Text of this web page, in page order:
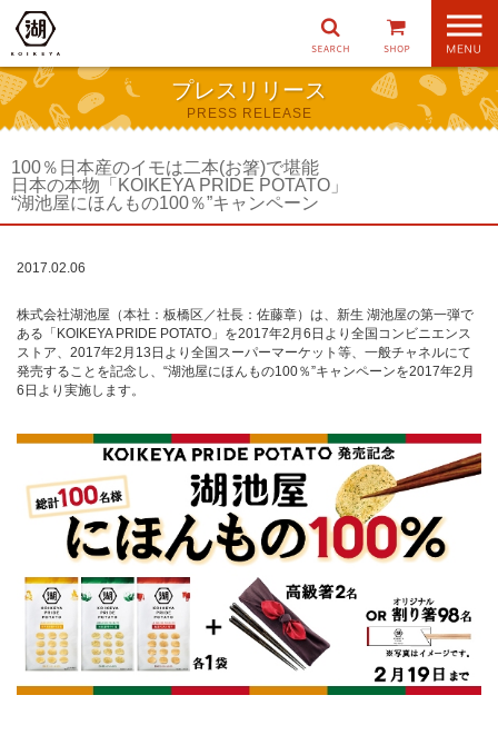
ナ
ゲ
ー
シ
ョ
プレスリリース
PRESS RELEASE
100％日本産のイモは二本(お箸)で堪能
日本の本物「KOIKEYA PRIDE POTATO」
“湖池屋にほんもの100％”キャンペーン
2017.02.06
株式会社湖池屋（本社：板橋区／社長：佐藤章）は、新生 湖池屋の第一弾で
ある「KOIKEYA PRIDE POTATO」を2017年2月6日より全国コンビニエンス
ストア、2017年2月13日より全国スーパーマーケット等、一般チャネルにて
発売することを記念し、“湖池屋にほんもの100％”キャンペーンを2017年2月
6日より実施します。